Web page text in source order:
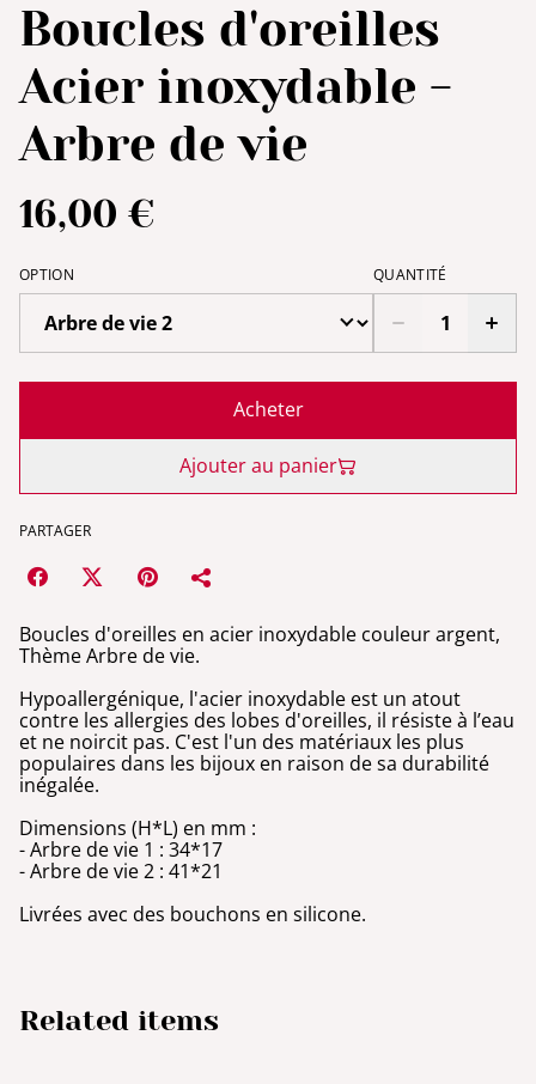
Boucles d'oreilles
Acier inoxydable -
Arbre de vie
16,00 €
OPTION QUANTITÉ
Acheter
Ajouter au panier
PARTAGER
Boucles d'oreilles en acier inoxydable couleur argent,
Thème Arbre de vie.
Hypoallergénique, l'acier inoxydable est un atout
contre les allergies des lobes d'oreilles, il résiste à l’eau
et ne noircit pas. C'est l'un des matériaux les plus
populaires dans les bijoux en raison de sa durabilité
inégalée.
Dimensions (H*L) en mm :
- Arbre de vie 1 : 34*17
- Arbre de vie 2 : 41*21
Livrées avec des bouchons en silicone.
Related items